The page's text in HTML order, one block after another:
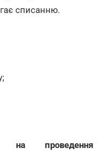
списанню.
на проведення